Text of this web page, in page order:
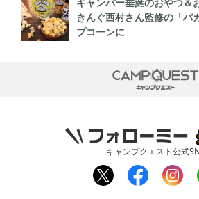
きんぐ西村さん監修の「バ
プコーンに
CAMP QUEST
フォローミー
キャンプクエスト公式
twit
ter
fac
ebo
inst
agr